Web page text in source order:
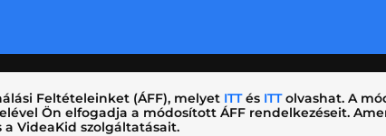
Feltételeinket (ÁFF), melyet ITTés ITTolvashat. A
Ön elfogadja a módosított ÁFF rendelkezéseit.
VideaKid szolgáltatásait.